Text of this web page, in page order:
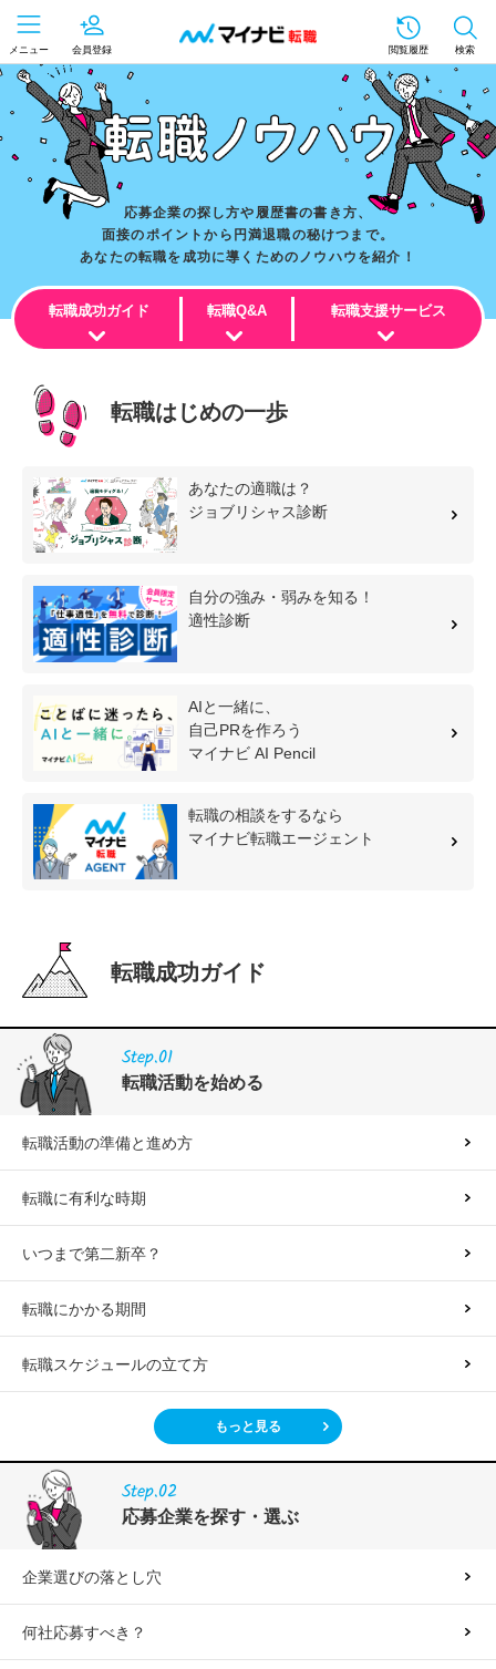
メニュー 会員登録 閲覧履歴 検索
応募企業の探し方や履歴書の書き方、
面接のポイントから円満退職の秘けつまで。
あなたの転職を成功に導くためのノウハウを紹介！
転職成功ガイド 転職Q&A 転職支援サービス
転職はじめの一歩
あなたの適職は？
ジョブリシャス診断
自分の強み・弱みを知る！
適性診断
AIと一緒に、
自己PRを作ろう
マイナビ AI Pencil
転職の相談をするなら
マイナビ転職エージェント
転職成功ガイド
転職活動を始める
転職活動の準備と進め方
転職に有利な時期
いつまで第二新卒？
転職にかかる期間
転職スケジュールの立て方
もっと見る
応募企業を探す・選ぶ
企業選びの落とし穴
何社応募すべき？